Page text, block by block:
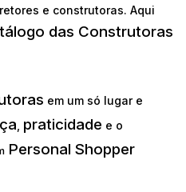
e construtoras. Aqui
das Construtoras
em um só lugar e
praticidade e o
Personal Shopper